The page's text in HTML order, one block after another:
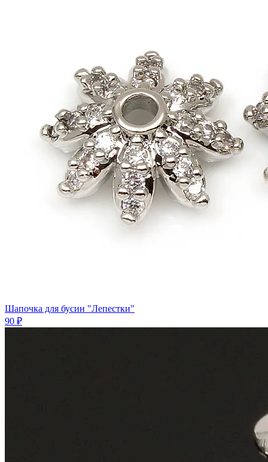
Шапочка для бусин "Лепестки"
90 ₽